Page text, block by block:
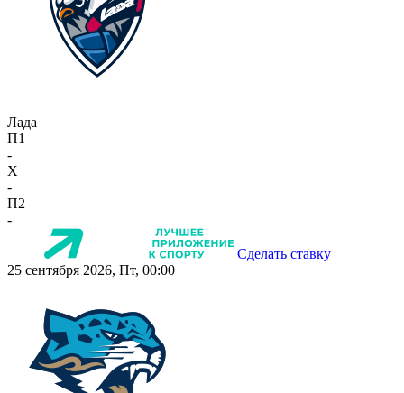
Лада
П1
-
X
-
П2
-
Сделать ставку
25 сентября 2026, Пт, 00:00